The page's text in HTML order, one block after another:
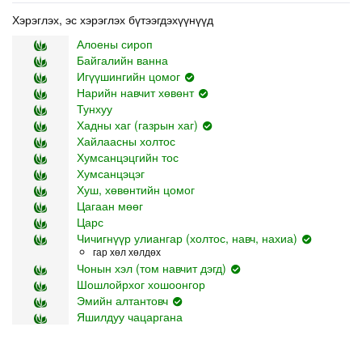
Хэрэглэх, эс хэрэглэх бүтээгдэхүүнүүд
Алоены сироп
Байгалийн ванна
Игүүшингийн цомог
Нарийн навчит хөвөнт
Тунхуу
Хадны хаг (газрын хаг)
Хайлаасны холтос
Хумсанцэцгийн тос
Хумсанцэцэг
Хуш, хөвөнтийн цомог
Цагаан мөөг
Царс
Чичигнүүр улиангар (холтос, навч, нахиа)
гар хөл хөлдөх
Чонын хэл (том навчит дэгд)
Шошлойрхог хошоонгор
Эмийн алтантовч
Яшилдуу чацаргана